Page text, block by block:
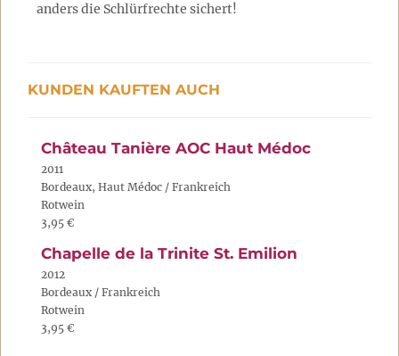
anders die Schlürfrechte sichert!
KUNDEN KAUFTEN AUCH
Château Tanière AOC Haut Médoc
2011
Bordeaux, Haut Médoc / Frankreich
Rotwein
3,95 €
Chapelle de la Trinite St. Emilion
2012
Bordeaux / Frankreich
Rotwein
3,95 €